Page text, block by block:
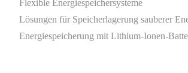
Flexible Energiespeichersysteme
Lösungen für Speicherlagerung sauberer
Energiespeicherung mit Lithium-Ionen-